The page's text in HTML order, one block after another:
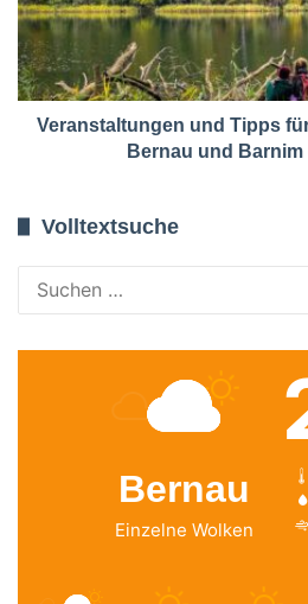
Veranstaltungen und Tipps
Bernau und Barnim
Volltextsuche
Bernau
Einzelne Wolken